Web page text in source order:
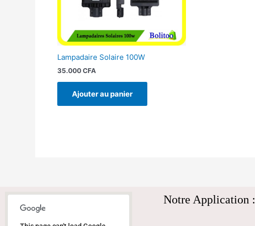
Lampadaire Solaire 100W
35.000CFA
Ajouter au panier
Notre Application :